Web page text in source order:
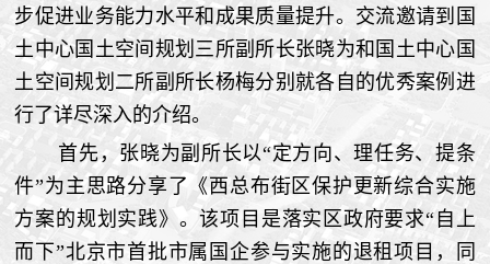
步促进业务能力水平和成果质量提升。交流邀请到国
土中心国土空间规划三所副所长张晓为和国土中心国
土空间规划二所副所长杨梅分别就各自的优秀案例进
行了详尽深入的介绍。
首先，张晓为副所长以“定方向、理任务、提条
件”为主思路分享了《西总布街区保护更新综合实施
方案的规划实践》。该项目是落实区政府要求“自上
而下”北京市首批市属国企参与实施的退租项目，同